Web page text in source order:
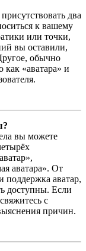
два
к вашему
или точки,
вы оставили,
обычно
как «аватара» и
вы можете
аватара». От
поддержка аватар,
доступны. Если
с
причин.